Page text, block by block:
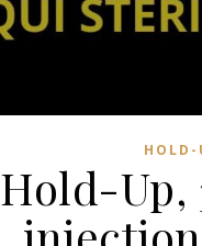
HOLD-
Hold-Up,